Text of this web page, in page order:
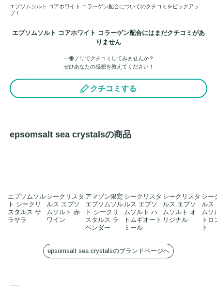
エプソムソルト コアホワイト コラーゲン配合についてのクチコミをピックアッ
プ！
エプソムソルト コアホワイト コラーゲン配合にはまだクチコミがあ
りません
一番ノリでクチコミしてみませんか？
ぜひあなたの感想を教えてください！
クチコミする
epsomsalt sea crystalsの商品
エプソムソル
ト シークリ
スタルス サ
ラサラ
シークリスタ
ルス エプソ
ムソルト 赤
ワイン
アマゾン限定
エプソムソル
ト シークリ
スタルス ラ
ベンダー
シークリスタ
ルス エプソ
ムソルト ハ
トムギオート
ミール
シークリスタ
ルス エプソ
ムソルト オ
リジナル
シー
ルス
ムソ
トロ
ト
epsomsalt sea crystalsのブランドページへ